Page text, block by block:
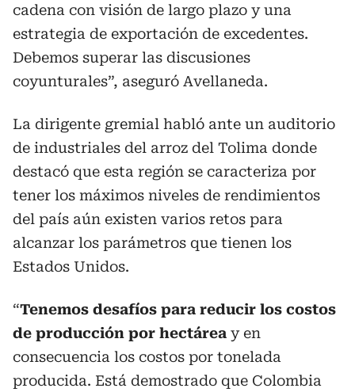
cadena con visión de largo plazo y una
estrategia de exportación de excedentes.
Debemos superar las discusiones
coyunturales”, aseguró Avellaneda.
La dirigente gremial habló ante un auditorio
de industriales del arroz del Tolima donde
destacó que esta región se caracteriza por
tener los máximos niveles de rendimientos
del país aún existen varios retos para
alcanzar los parámetros que tienen los
Estados Unidos.
“Tenemos desafíos para reducir los costos
de producción por hectárea y en
consecuencia los costos por tonelada
producida. Está demostrado que Colombia